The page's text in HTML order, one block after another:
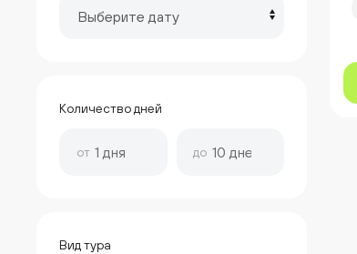
Выберите дату
Количество дней
от до
Вид тура